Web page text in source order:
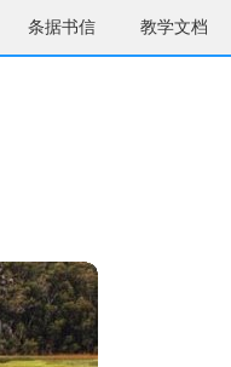
条据书信 教学文档